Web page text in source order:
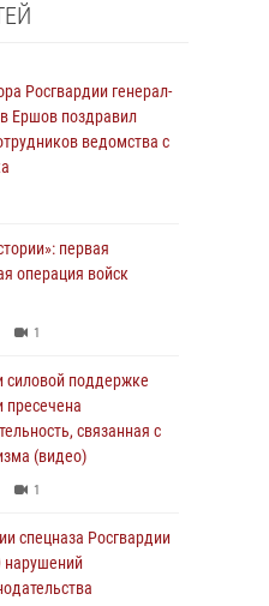
Росгвардии генерал-
Ершов поздравил
ведомства с
первая
операция войск
1
силовой поддержке
пресечена
связанная с
(видео)
1
спецназа Росгвардии
нарушений